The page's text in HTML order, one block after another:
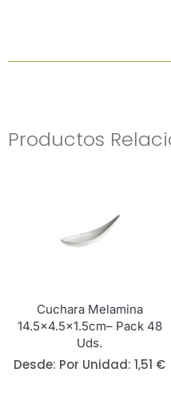
Pack
Productos
Cuchara Melamina
14.5×4.5×1.5cm– Pack 48
Uds.
Desde: Por Unidad: 1,51 €